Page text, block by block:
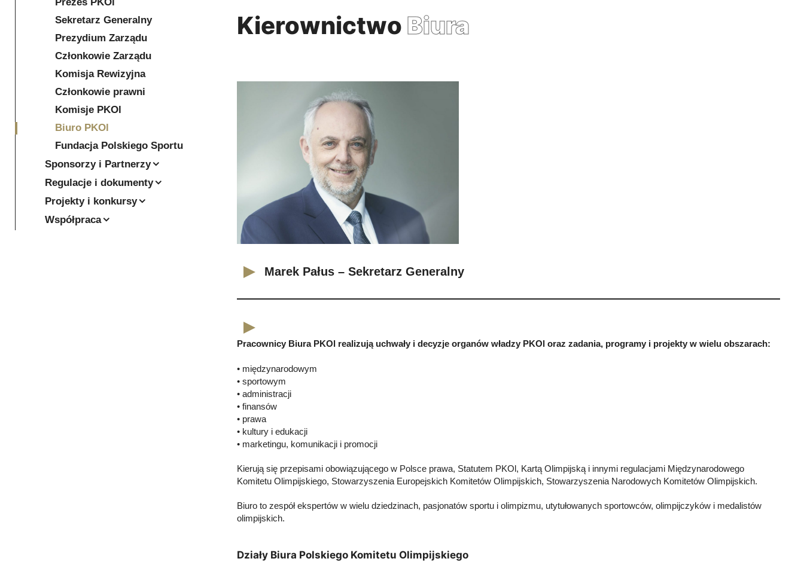
Kierownictwo Biura
Marek Pałus – Sekretarz Generalny
Pracownicy Biura PKOl realizują uchwały i decyzje organów władzy PKOl oraz zadania, programy i projekty w wielu obszarach:
• międzynarodowym
• sportowym
• administracji
• finansów
• prawa
• kultury i edukacji
• marketingu, komunikacji i promocji
Kierują się przepisami obowiązującego w Polsce prawa, Statutem PKOl, Kartą Olimpijską i innymi regulacjami Międzynarodowego
Komitetu Olimpijskiego, Stowarzyszenia Europejskich Komitetów Olimpijskich, Stowarzyszenia Narodowych Komitetów Olimpijskich.
Biuro to zespół ekspertów w wielu dziedzinach, pasjonatów sportu i olimpizmu, utytułowanych sportowców, olimpijczyków i medalistów
olimpijskich.
Działy Biura Polskiego Komitetu Olimpijskiego
Sekretarz Generalny
Prezydium Zarządu
Członkowie Zarządu
Komisja Rewizyjna
Członkowie prawni
Komisje PKOl
Biuro PKOl
Fundacja Polskiego Sportu
Sponsorzy i Partnerzy
Regulacje i dokumenty
Projekty i konkursy
Współpraca